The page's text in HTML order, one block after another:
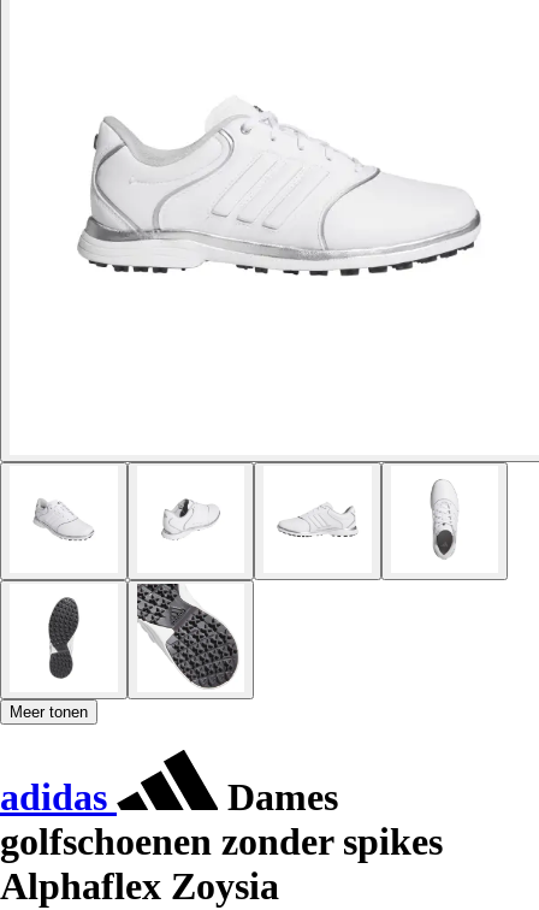
Meer tonen
adidas
Dames
golfschoenen zonder spikes
Alphaflex Zoysia